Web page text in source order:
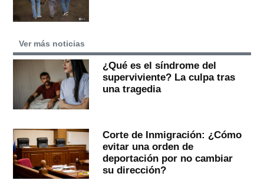
Ver más noticias
¿Qué es el síndrome del
superviviente? La culpa tras
una tragedia
Corte de Inmigración: ¿Cómo
evitar una orden de
deportación por no cambiar
su dirección?